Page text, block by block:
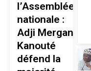
l’Assemblée
nationale :
Adji Mergane
Kanouté
défend la